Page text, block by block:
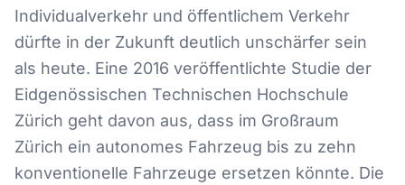
Individualverkehr und öffentlichem Verkehr
dürfte in der Zukunft deutlich unschärfer sein
als heute. Eine 2016 veröffentlichte Studie der
Eidgenössischen Technischen Hochschule
Zürich geht davon aus, dass im Großraum
Zürich ein autonomes Fahrzeug bis zu zehn
konventionelle Fahrzeuge ersetzen könnte. Die